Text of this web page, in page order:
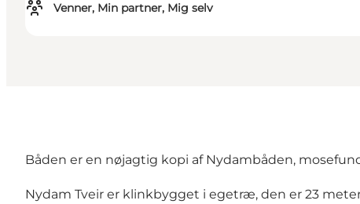
Venner, Min partner, Mig selv
Båden er en nøjagtig kopi af Nydambåden,
Nydam Tveir er klinkbygget i egetræ, den er 23